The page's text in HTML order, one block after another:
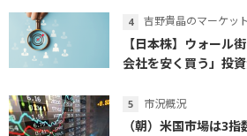
吉野貴晶のマーケッ
【日本株】ウォール
会社を安く買う」投
市況概況
（朝）米国市場は3